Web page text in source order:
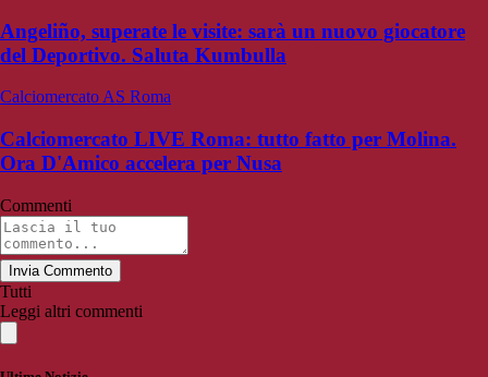
Angeliño, superate le visite: sarà un nuovo giocatore
del Deportivo. Saluta Kumbulla
Calciomercato AS Roma
Calciomercato LIVE Roma: tutto fatto per Molina.
Ora D'Amico accelera per Nusa
Commenti
Invia Commento
Tutti
Leggi altri commenti